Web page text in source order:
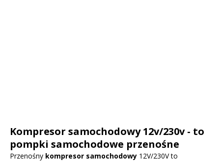
Kompresor samochodowy 12v/230v - to
pompki samochodowe przenośne
Przenośny kompresor samochodowy 12V/230V to